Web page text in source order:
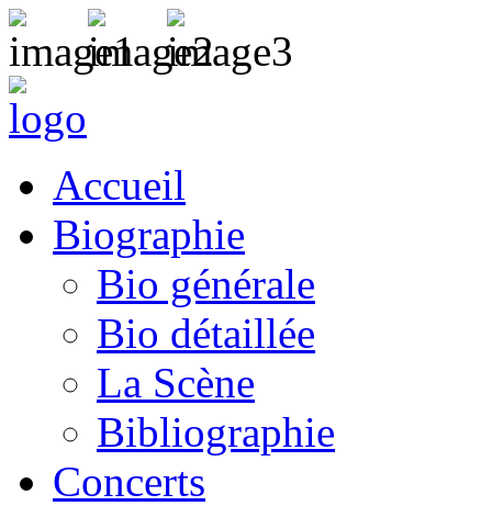
Accueil
Biographie
Bio générale
Bio détaillée
La Scène
Bibliographie
Concerts